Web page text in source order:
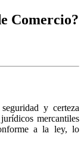
Comercio?
y certeza
mercantiles
a la ley, lo